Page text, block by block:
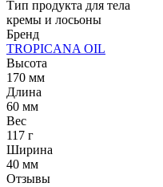
Тип продукта для тела
кремы и лосьоны
Бренд
TROPICANA OIL
Высота
170 мм
Длина
60 мм
Вес
117 г
Ширина
40 мм
Отзывы